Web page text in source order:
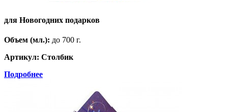
для Новогодних подарков
Объем (мл.): до 700 г.
Артикул: Столбик
Подробнее